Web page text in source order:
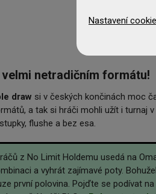
netradičním formátu!
draw si v českých končinách moc
a tak si hráči mohli užít i turnaj
flushe a bez esa.
z No Limit Holdemu usedá na
a vyhrát zajímavé poty.
první polovina. Pojďte se podívat na
Nastavení